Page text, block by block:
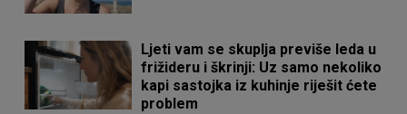
Ljeti vam se skuplja previše leda u
frižideru i škrinji: Uz samo nekoliko
kapi sastojka iz kuhinje riješit ćete
problem